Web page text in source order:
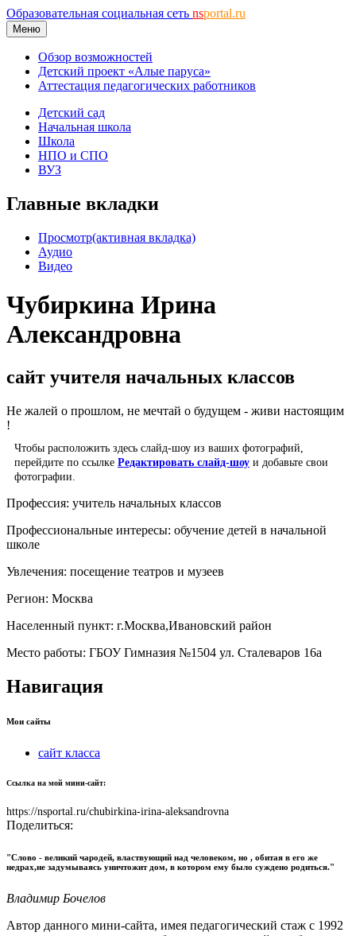
Образовательная социальная сеть nsportal.ru
Меню
Обзор возможностей
Детский проект «Алые паруса»
Аттестация педагогических работников
Детский сад
Начальная школа
Школа
НПО и СПО
ВУЗ
Главные вкладки
Просмотр(активная вкладка)
Аудио
Видео
Чубиркина Ирина
Александровна
сайт учителя начальных классов
Не жалей о прошлом, не мечтай о будущем - живи настоящим
!
Чтобы расположить здесь слайд-шоу из ваших фотографий,
перейдите по ссылке Редактировать слайд-шоу и добавьте свои
фотографии.
Профессия: учитель начальных классов
Профессиональные интересы: обучение детей в начальной
школе
Увлечения: посещение театров и музеев
Регион: Москва
Населенный пункт: г.Москва,Ивановский район
Место работы: ГБОУ Гимназия №1504 ул. Сталеваров 16а
Навигация
Мои сайты
сайт класса
Ссылка на мой мини-сайт:
https://nsportal.ru/chubirkina-irina-aleksandrovna
Поделиться:
"Слово - великий чародей, властвующий над человеком, но , обитая в его же
недрах,не задумываясь уничтожит дом, в котором ему было суждено родиться."
Владимир Бочелов
Автор данного мини-сайта, имея педагогический стаж с 1992